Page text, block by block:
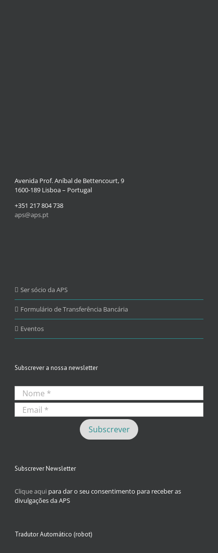
Avenida Prof. Aníbal de Bettencourt, 9
1600-189 Lisboa – Portugal
+351 217 804 738
aps@aps.pt
Ser sócio da APS
Formulário de Transferência Bancária
Eventos
Subscrever a nossa newsletter
Subscrever Newsletter
Clique aqui para dar o seu consentimento para receber as
divulgações da APS
Tradutor Automático (robot)